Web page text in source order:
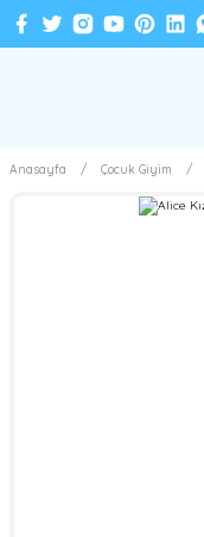
Anasayfa Çocuk Giyim